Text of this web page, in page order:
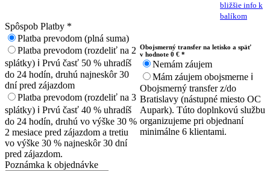
bližšie info k
balíkom
Spôspob Platby *
Platba prevodom (plná suma)
Platba prevodom (rozdeliť na 2
splátky) ℹ️ Prvú časť 50 % uhradíš
do 24 hodín, druhú najneskôr 30
dní pred zájazdom
Platba prevodom (rozdeliť na 3
splátky) ℹ️ Prvú časť 40 % uhradíš
do 24 hodín, druhú vo výške 30 %
2 mesiace pred zájazdom a tretiu
vo výške 30 % najneskôr 30 dní
pred zájazdom.
Obojsmerný transfer na letisko a späť
v hodnote 0 € *
Nemám záujem
Mám záujem obojsmerne ℹ️
Obojsmerný transfer z/do
Bratislavy (nástupné miesto OC
Aupark). Túto doplnkovú službu
organizujeme pri objednaní
minimálne 6 klientami.
Poznámka k objednávke